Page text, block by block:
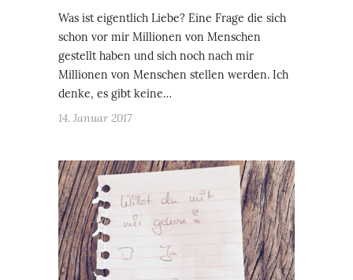
Was ist eigentlich Liebe? Eine Frage die sich
schon vor mir Millionen von Menschen
gestellt haben und sich noch nach mir
Millionen von Menschen stellen werden. Ich
denke, es gibt keine…
14. Januar 2017